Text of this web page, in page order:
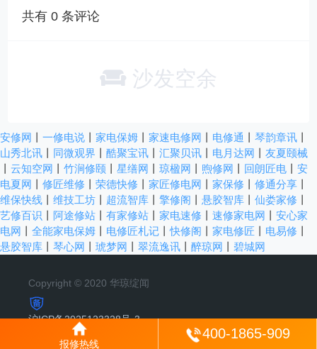
共有0 条评论
沙发空余
安修网 一修电说 家电保姆 家速电修网 电修通 琴韵章讯
山秀北讯
同微观界 酷聚宝讯 汇聚贝讯 电月达网
友夏颐械
云知空网 竹涧修颐 星缮网 琼楹网 煦修网 回朗匠电
安
电夏网
修匠维修 荣德快修 家匠修电网 家保修 修通分享
维保快线
维技工坊 超流智库 擎修阁 悬胶智库 仙娄家修
艺修百识
阿途修站 有家修站 家电速修 速修家电网
安心家
电网
全能家电保姆 电修匠札记 丨快修阁 家电修匠 电易修
悬胶智库
琴心网 琥梦网 翠流逸讯 醉琼网 碧城网
报修热线
400-1865-909
Copyright © 2020 华琼绽闻
沪ICP备2025123328号-3